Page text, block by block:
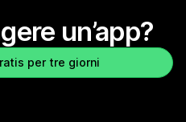
un’app?
per tre giorni